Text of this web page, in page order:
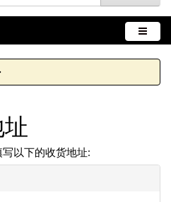
以下的收货地址: